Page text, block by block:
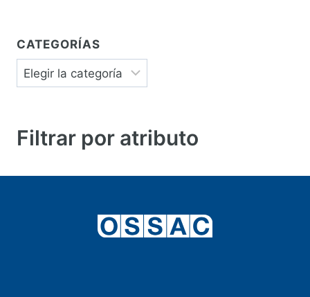
CATEGORÍAS
Categorías
Filtrar por atributo